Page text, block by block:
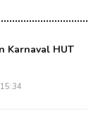
Karnaval HUT